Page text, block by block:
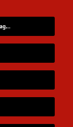
Die absurdesten Momente der Premier-League-Saison 22/23